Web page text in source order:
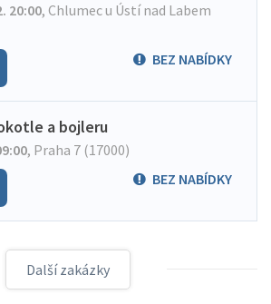
20:00, Chlumec u Ústí nad Labem
BEZ NABÍDKY
a bojleru
, Praha 7 (17000)
BEZ NABÍDKY
Další zakázky